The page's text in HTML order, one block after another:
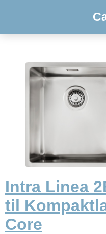
Intra Linea
til
Core